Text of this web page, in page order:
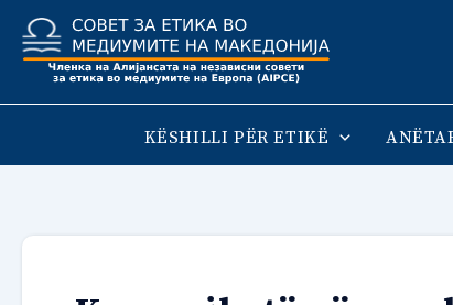
Skip
content
KËSHILLI PËR ETIKË